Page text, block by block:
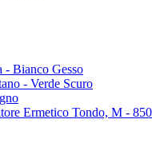
- Bianco Gesso
- Verde Scuro
Ermetico Tondo, M -